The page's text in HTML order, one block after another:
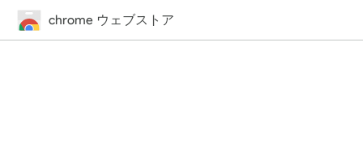
chrome ウェブストア